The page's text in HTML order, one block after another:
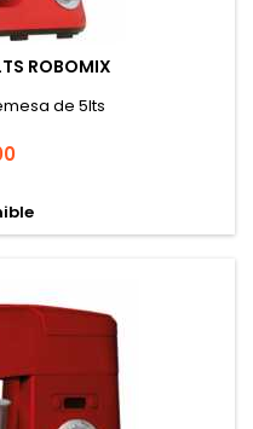
ROBOMIX
de 5lts